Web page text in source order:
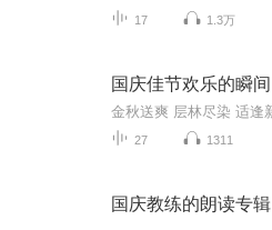
17 1.3万
国庆佳节欢乐的瞬间
27 1311
国庆教练的朗读专辑